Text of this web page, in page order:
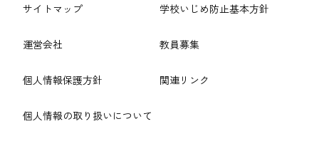
サイトマップ
運営会社
個人情報保護方針
個人情報の取り扱いについて
学校いじめ防止基本方針
教員募集
関連リンク